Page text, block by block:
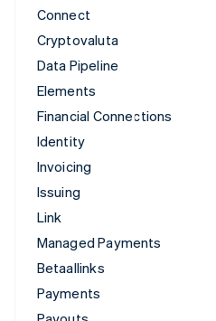
Connect
Cryptovaluta
Data Pipeline
Elements
Financial Connections
Identity
Invoicing
Issuing
Link
Managed Payments
Betaallinks
Payments